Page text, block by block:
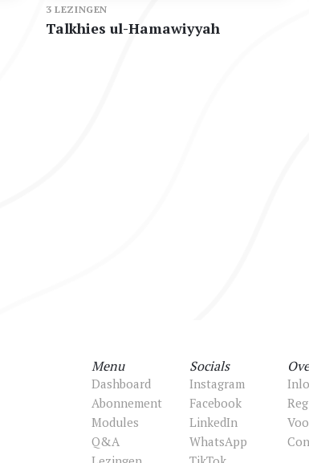
3 LEZINGEN
Talkhies ul-Hamawiyyah
Menu
Dashboard
Abonnement
Modules
Q&A
Socials
Instagram
Facebook
LinkedIn
WhatsApp